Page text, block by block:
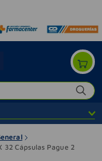
32 Cápsulas Pague 2